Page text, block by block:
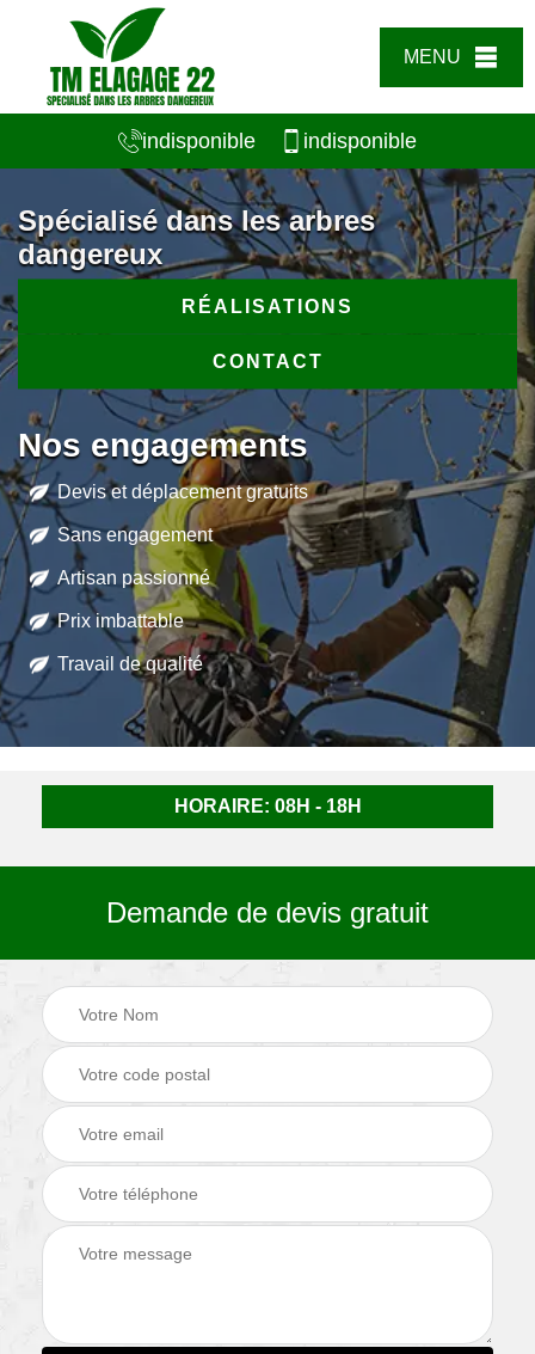
MENU
indisponible indisponible
Spécialisé dans les arbres
dangereux
RÉALISATIONS
CONTACT
Nos engagements
Devis et déplacement gratuits
Sans engagement
Artisan passionné
Prix imbattable
Travail de qualité
HORAIRE: 08H - 18H
Demande de devis gratuit